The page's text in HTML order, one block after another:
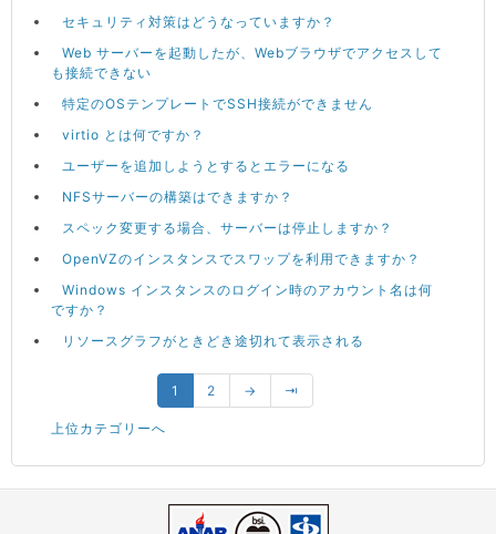
セキュリティ対策はどうなっていますか？
Web サーバーを起動したが、Webブラウザでアクセスして
も接続できない
特定のOSテンプレートでSSH接続ができません
virtio とは何ですか？
ユーザーを追加しようとするとエラーになる
NFSサーバーの構築はできますか？
スペック変更する場合、サーバーは停止しますか？
OpenVZのインスタンスでスワップを利用できますか？
Windows インスタンスのログイン時のアカウント名は何
ですか？
リソースグラフがときどき途切れて表示される
1 2 → ⇥
上位カテゴリーへ